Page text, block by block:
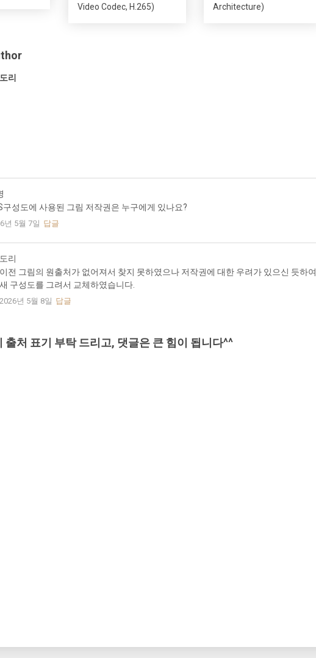
Video Codec, H.265)
Architecture)
도리
구성도에 사용된 그림 저작권은 누구에게 있나요?
년 5월 7일 답글
도리
이전 그림의 원출처가 없어져서 찾지 못하였으나 저작권에 대한 우려가 있으신 듯하여
새 구성도를 그려서 교체하였습니다.
2026년 5월 8일 답글
출처 표기 부탁 드리고, 댓글은 큰 힘이 됩니다^^